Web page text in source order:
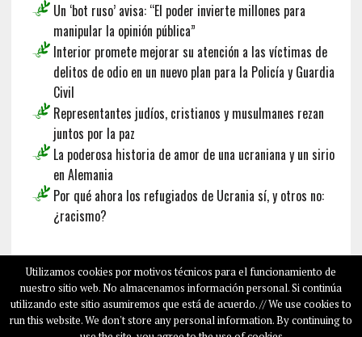
Un ‘bot ruso’ avisa: “El poder invierte millones para
manipular la opinión pública”
Interior promete mejorar su atención a las víctimas de
delitos de odio en un nuevo plan para la Policía y Guardia
Civil
Representantes judíos, cristianos y musulmanes rezan
juntos por la paz
La poderosa historia de amor de una ucraniana y un sirio
en Alemania
Por qué ahora los refugiados de Ucrania sí, y otros no:
¿racismo?
English
Deutsch
Français
COPYRIGHT © 2026SALAMPLAN.COM
Utilizamos cookies por motivos técnicos para el funcionamiento de
nuestro sitio web. No almacenamos información personal. Si continúa
utilizando este sitio asumiremos que está de acuerdo. // We use cookies to
run this website. We don't store any personal information. By continuing to